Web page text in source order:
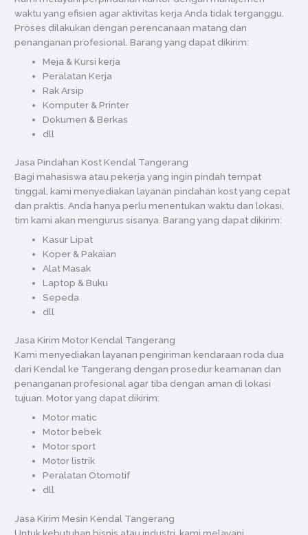
waktu yang efisien agar aktivitas kerja Anda tidak terganggu.
Proses dilakukan dengan perencanaan matang dan
penanganan profesional. Barang yang dapat dikirim:
Meja & Kursi kerja
Peralatan Kerja
Rak Arsip
Komputer & Printer
Dokumen & Berkas
dll
Jasa Pindahan Kost Kendal Tangerang
Bagi mahasiswa atau pekerja yang ingin pindah tempat
tinggal, kami menyediakan layanan pindahan kost yang cepat
dan praktis. Anda hanya perlu menentukan waktu dan lokasi,
tim kami akan mengurus sisanya. Barang yang dapat dikirim:
Kasur Lipat
Koper & Pakaian
Alat Masak
Laptop & Buku
Sepeda
dll
Jasa Kirim Motor Kendal Tangerang
Kami menyediakan layanan pengiriman kendaraan roda dua
dari Kendal ke Tangerang dengan prosedur keamanan dan
penanganan profesional agar tiba dengan aman di lokasi
tujuan. Motor yang dapat dikirim:
Motor matic
Motor bebek
Motor sport
Motor listrik
Peralatan Otomotif
dll
Jasa Kirim Mesin Kendal Tangerang
Untuk kebutuhan bisnis atau industri, kami melayani